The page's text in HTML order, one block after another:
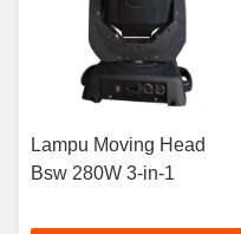
Lampu Moving Head
Bsw 280W 3-in-1